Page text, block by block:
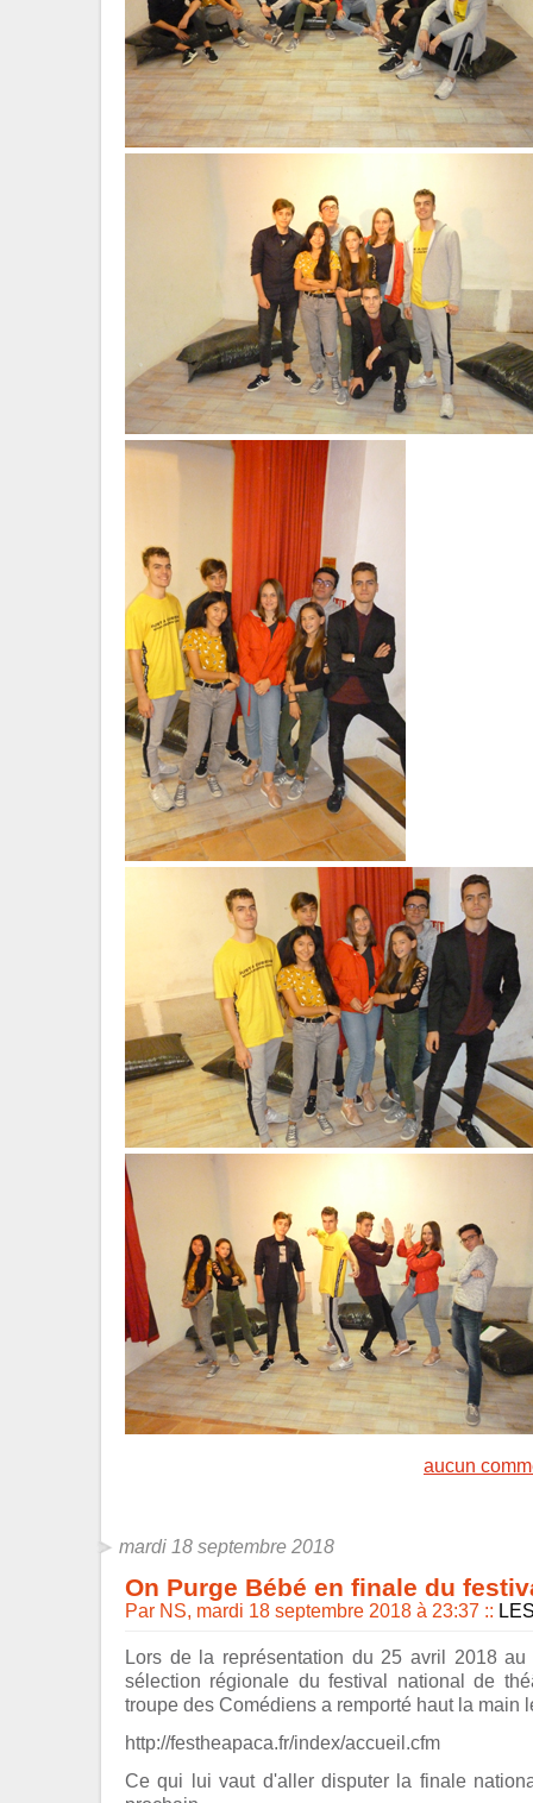
aucun
mardi 18 septembre 2018
On Purge Bébé en finale du
Par NS, mardi 18 septembre 2018 à 23:37 ::
Lors de la représentation du 25 avril 2018
sélection régionale du festival national de
troupe des Comédiens a remporté haut la main
http://festheapaca.fr/index/accueil.cfm
Ce qui lui vaut d'aller disputer la finale